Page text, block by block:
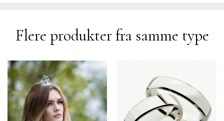
Flere produkter fra samme type